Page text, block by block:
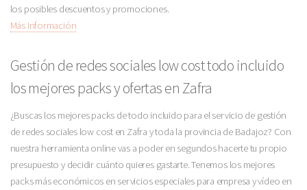
los posibles descuentos y promociones.
Más Información
Gestión de redes sociales low cost todo incluido
los mejores packs y ofertas en Zafra
¿Buscas los mejores packs de todo incluido para el servicio de gestión
de redes sociales low cost en Zafra y toda la provincia de Badajoz? Con
nuestra herramienta online vas a poder en segundos hacerte tu propio
presupuesto y decidir cuánto quieres gastarte. Tenemos los mejores
packs más económicos en servicios especiales para empresa y vídeo en